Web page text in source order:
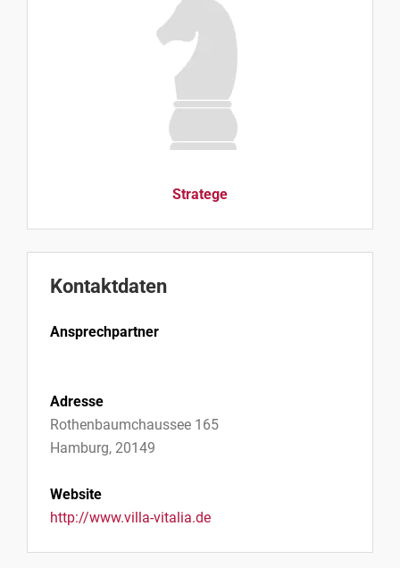
Stratege
Kontaktdaten
Ansprechpartner
Adresse
Rothenbaumchaussee 165
Hamburg, 20149
Website
http://www.villa-vitalia.de